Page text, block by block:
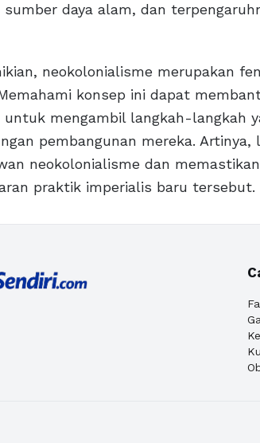
daya alam, dan
neokolonialisme merupakan
konsep ini dapat
untuk mengambil langkah-langkah
pembangunan mereka.
neokolonialisme dan
praktik imperialis baru tersebut.